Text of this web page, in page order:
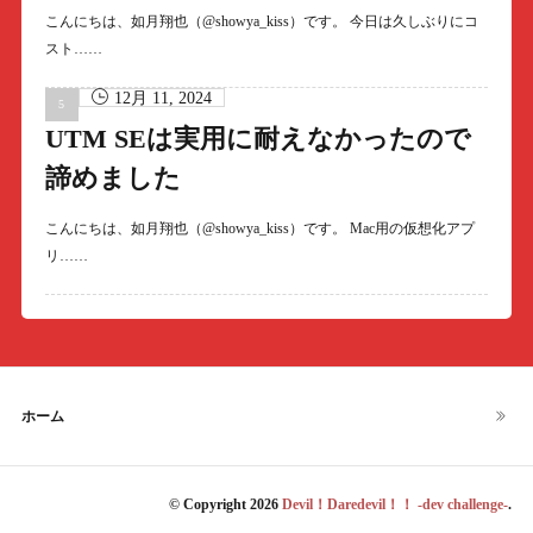
こんにちは、如月翔也（@showya_kiss）です。 今日は久しぶりにコ
スト……
12月 11, 2024
UTM SEは実用に耐えなかったので
諦めました
こんにちは、如月翔也（@showya_kiss）です。 Mac用の仮想化アプ
リ……
ホーム
© Copyright 2026Devil！Daredevil！！ -dev challenge-.